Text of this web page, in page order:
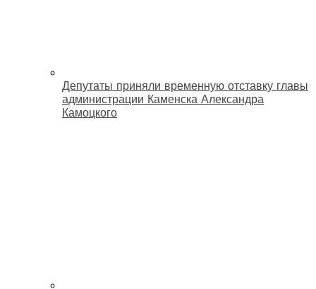
Депутаты приняли временную отставку главы
администрации Каменска Александра
Камоцкого